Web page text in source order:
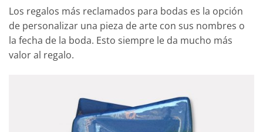
Los regalos más reclamados para bodas es la opción
de personalizar una pieza de arte con sus nombres o
la fecha de la boda. Esto siempre le da mucho más
valor al regalo.